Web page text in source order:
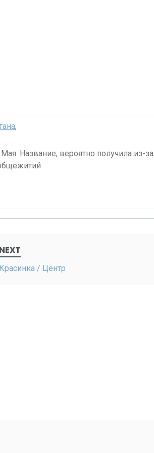
,
Название, вероятно получила из-за
NEXT
Красинка / Центр